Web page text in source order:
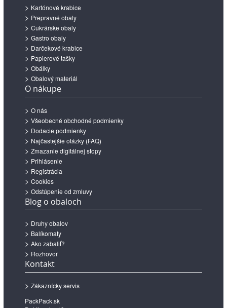
Kartónové krabice
Prepravné obaly
Cukrárske obaly
Gastro obaly
Darčekové krabice
Papierové tašky
Obálky
Obalový materiál
O nákupe
O nás
Všeobecné obchodné podmienky
Dodacie podmienky
Najčastejšie otázky (FAQ)
Zmazanie digitálnej stopy
Prihlásenie
Registrácia
Cookies
Odstúpenie od zmluvy
Blog o obaloch
Druhy obalov
Balíkomaty
Ako zabaliť?
Rozhovor
Kontakt
Zákaznícky servis
PackPack.sk